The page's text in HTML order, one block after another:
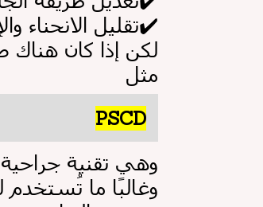
تقليل الانحناء✔️
مثل
PSCD
.وهي تقنية
:وغالبًا ما